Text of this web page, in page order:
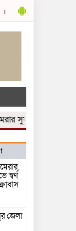
যশোরে স্পেশাল
স্বর্ণ
জেলা